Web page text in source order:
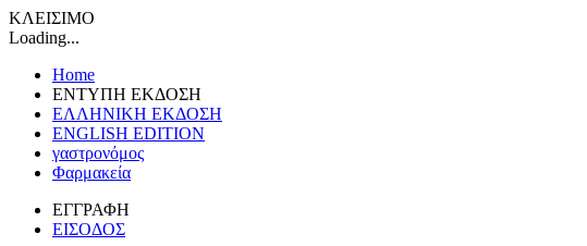
ΚΛΕΙΣΙΜΟ
Loading...
Home
ΕΝΤΥΠΗ ΕΚΔΟΣΗ
ΕΛΛΗΝΙΚΗ ΕΚΔΟΣΗ
ENGLISH EDITION
γαστρονόμος
Φαρμακεία
ΕΓΓΡΑΦΗ
ΕΙΣΟΔΟΣ